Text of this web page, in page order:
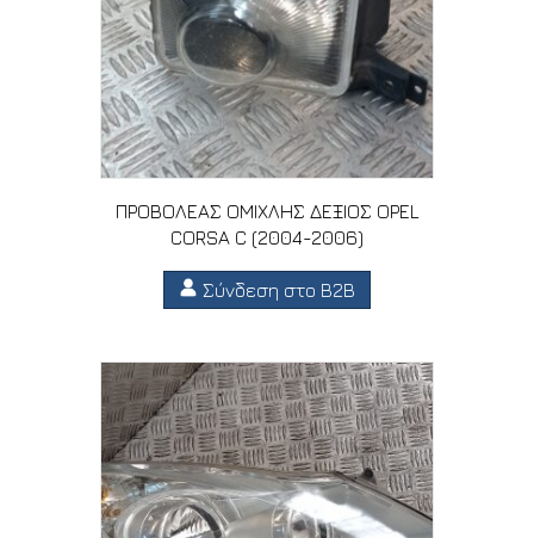
ΠΡΟΒΟΛΕΑΣ ΟΜΙΧΛΗΣ ΔΕΞΙΟΣ OPEL
CORSA C (2004-2006)
Σύνδεση στο B2B